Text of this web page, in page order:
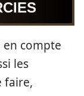
compte
les
faire,